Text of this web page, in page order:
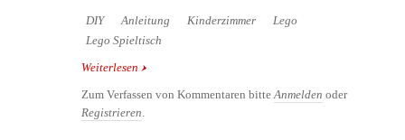
DIY Anleitung Kinderzimmer
Lego
Lego Spieltisch
Weiterlesen über Lego Spielkästchen für Spaß und Ordnung im
Zum Verfassen von Kommentaren bitteAnmelden oder
Registrieren.